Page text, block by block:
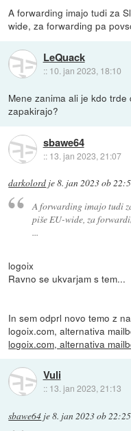
A forwarding imajo tudi za
wide, za forwarding pa
LeQuack
:: 10. jan 2023, 18:10
Mene zanima ali je kdo
zapakirajo?
sbawe64
:: 13. jan 2023, 21:07
darkolord je8. jan 2023 ob
A forwarding imajo tudi
piše EU-wide, za
...
logoix
Ravno se ukvarjam s tem...
In sem odprl novo temo z
logoix.com, alternativa
logoix.com, alternativa
Vuli
:: 13. jan 2023, 21:13
sbawe64 je8. jan 2023 ob 22:25